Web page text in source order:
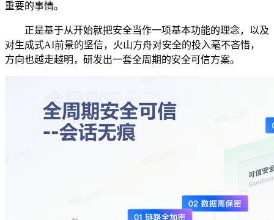
重要的事情。
正是基于从开始就把安全当作一项基本功能的理念，以及
对生成式AI前景的坚信，火山方舟对安全的投入毫不吝惜，
方向也越走越明，研发出一套全周期的安全可信方案。